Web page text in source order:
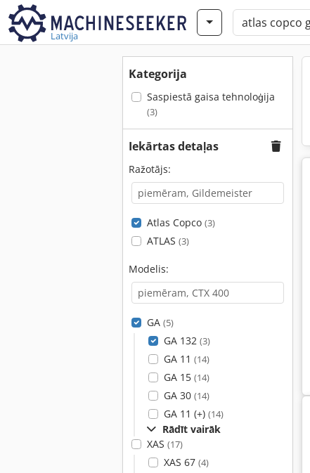
Latvija
Kategorija
Saspiestā gaisa tehnoloģija
(3)
Iekārtas detaļas
Ražotājs:
Atlas Copco (3)
ATLAS (3)
Modelis:
GA (5)
GA 132 (3)
GA 11 (14)
GA 15 (14)
GA 30 (14)
GA 11 (+) (14)
Rādīt vairāk
XAS (17)
XAS 67 (4)